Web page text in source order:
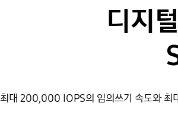
디지
최대 200,000 IOPS의 임의쓰기 속도와 최